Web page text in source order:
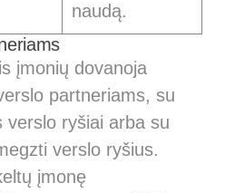
naudą.
įmonių dovanoja
partneriams, su
verslo ryšiai arba su
verslo ryšius.
įmonę